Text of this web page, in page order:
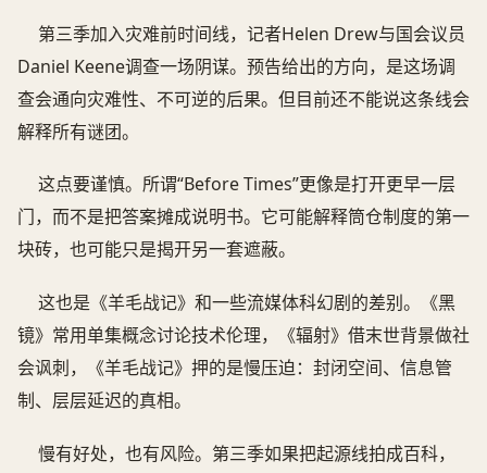
第三季加入灾难前时间线，记者Helen Drew与国会议员
Daniel Keene调查一场阴谋。预告给出的方向，是这场调
查会通向灾难性、不可逆的后果。但目前还不能说这条线会
解释所有谜团。
这点要谨慎。所谓“Before Times”更像是打开更早一层
门，而不是把答案摊成说明书。它可能解释筒仓制度的第一
块砖，也可能只是揭开另一套遮蔽。
这也是《羊毛战记》和一些流媒体科幻剧的差别。《黑
镜》常用单集概念讨论技术伦理，《辐射》借末世背景做社
会讽刺，《羊毛战记》押的是慢压迫：封闭空间、信息管
制、层层延迟的真相。
慢有好处，也有风险。第三季如果把起源线拍成百科，